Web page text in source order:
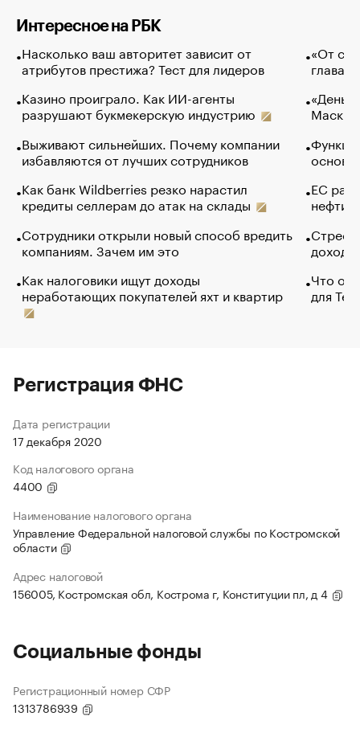
Интересное на РБК
Насколько ваш авторитет зависит от
атрибутов престижа? Тест для лидеров
Казино проиграло. Как ИИ-агенты
разрушают букмекерскую индустрию
Выживают сильнейших. Почему компании
избавляются от лучших сотрудников
Как банк Wildberries резко нарастил
кредиты селлерам до атак на склады
Сотрудники открыли новый способ вредить
компаниям. Зачем им это
Как налоговики ищут доходы
неработающих покупателей яхт и квартир
«От
глава
Маск в
основ
ЕС
нефти
Что
для
Регистрация ФНС
Дата регистрации
17 декабря 2020
Код налогового органа
4400
Наименование налогового органа
Управление Федеральной налоговой службы по Костромской
области
Адрес налоговой
156005, Костромская обл, Кострома г, Конституции пл, д 4
Социальные фонды
Регистрационный номер СФР
1313786939